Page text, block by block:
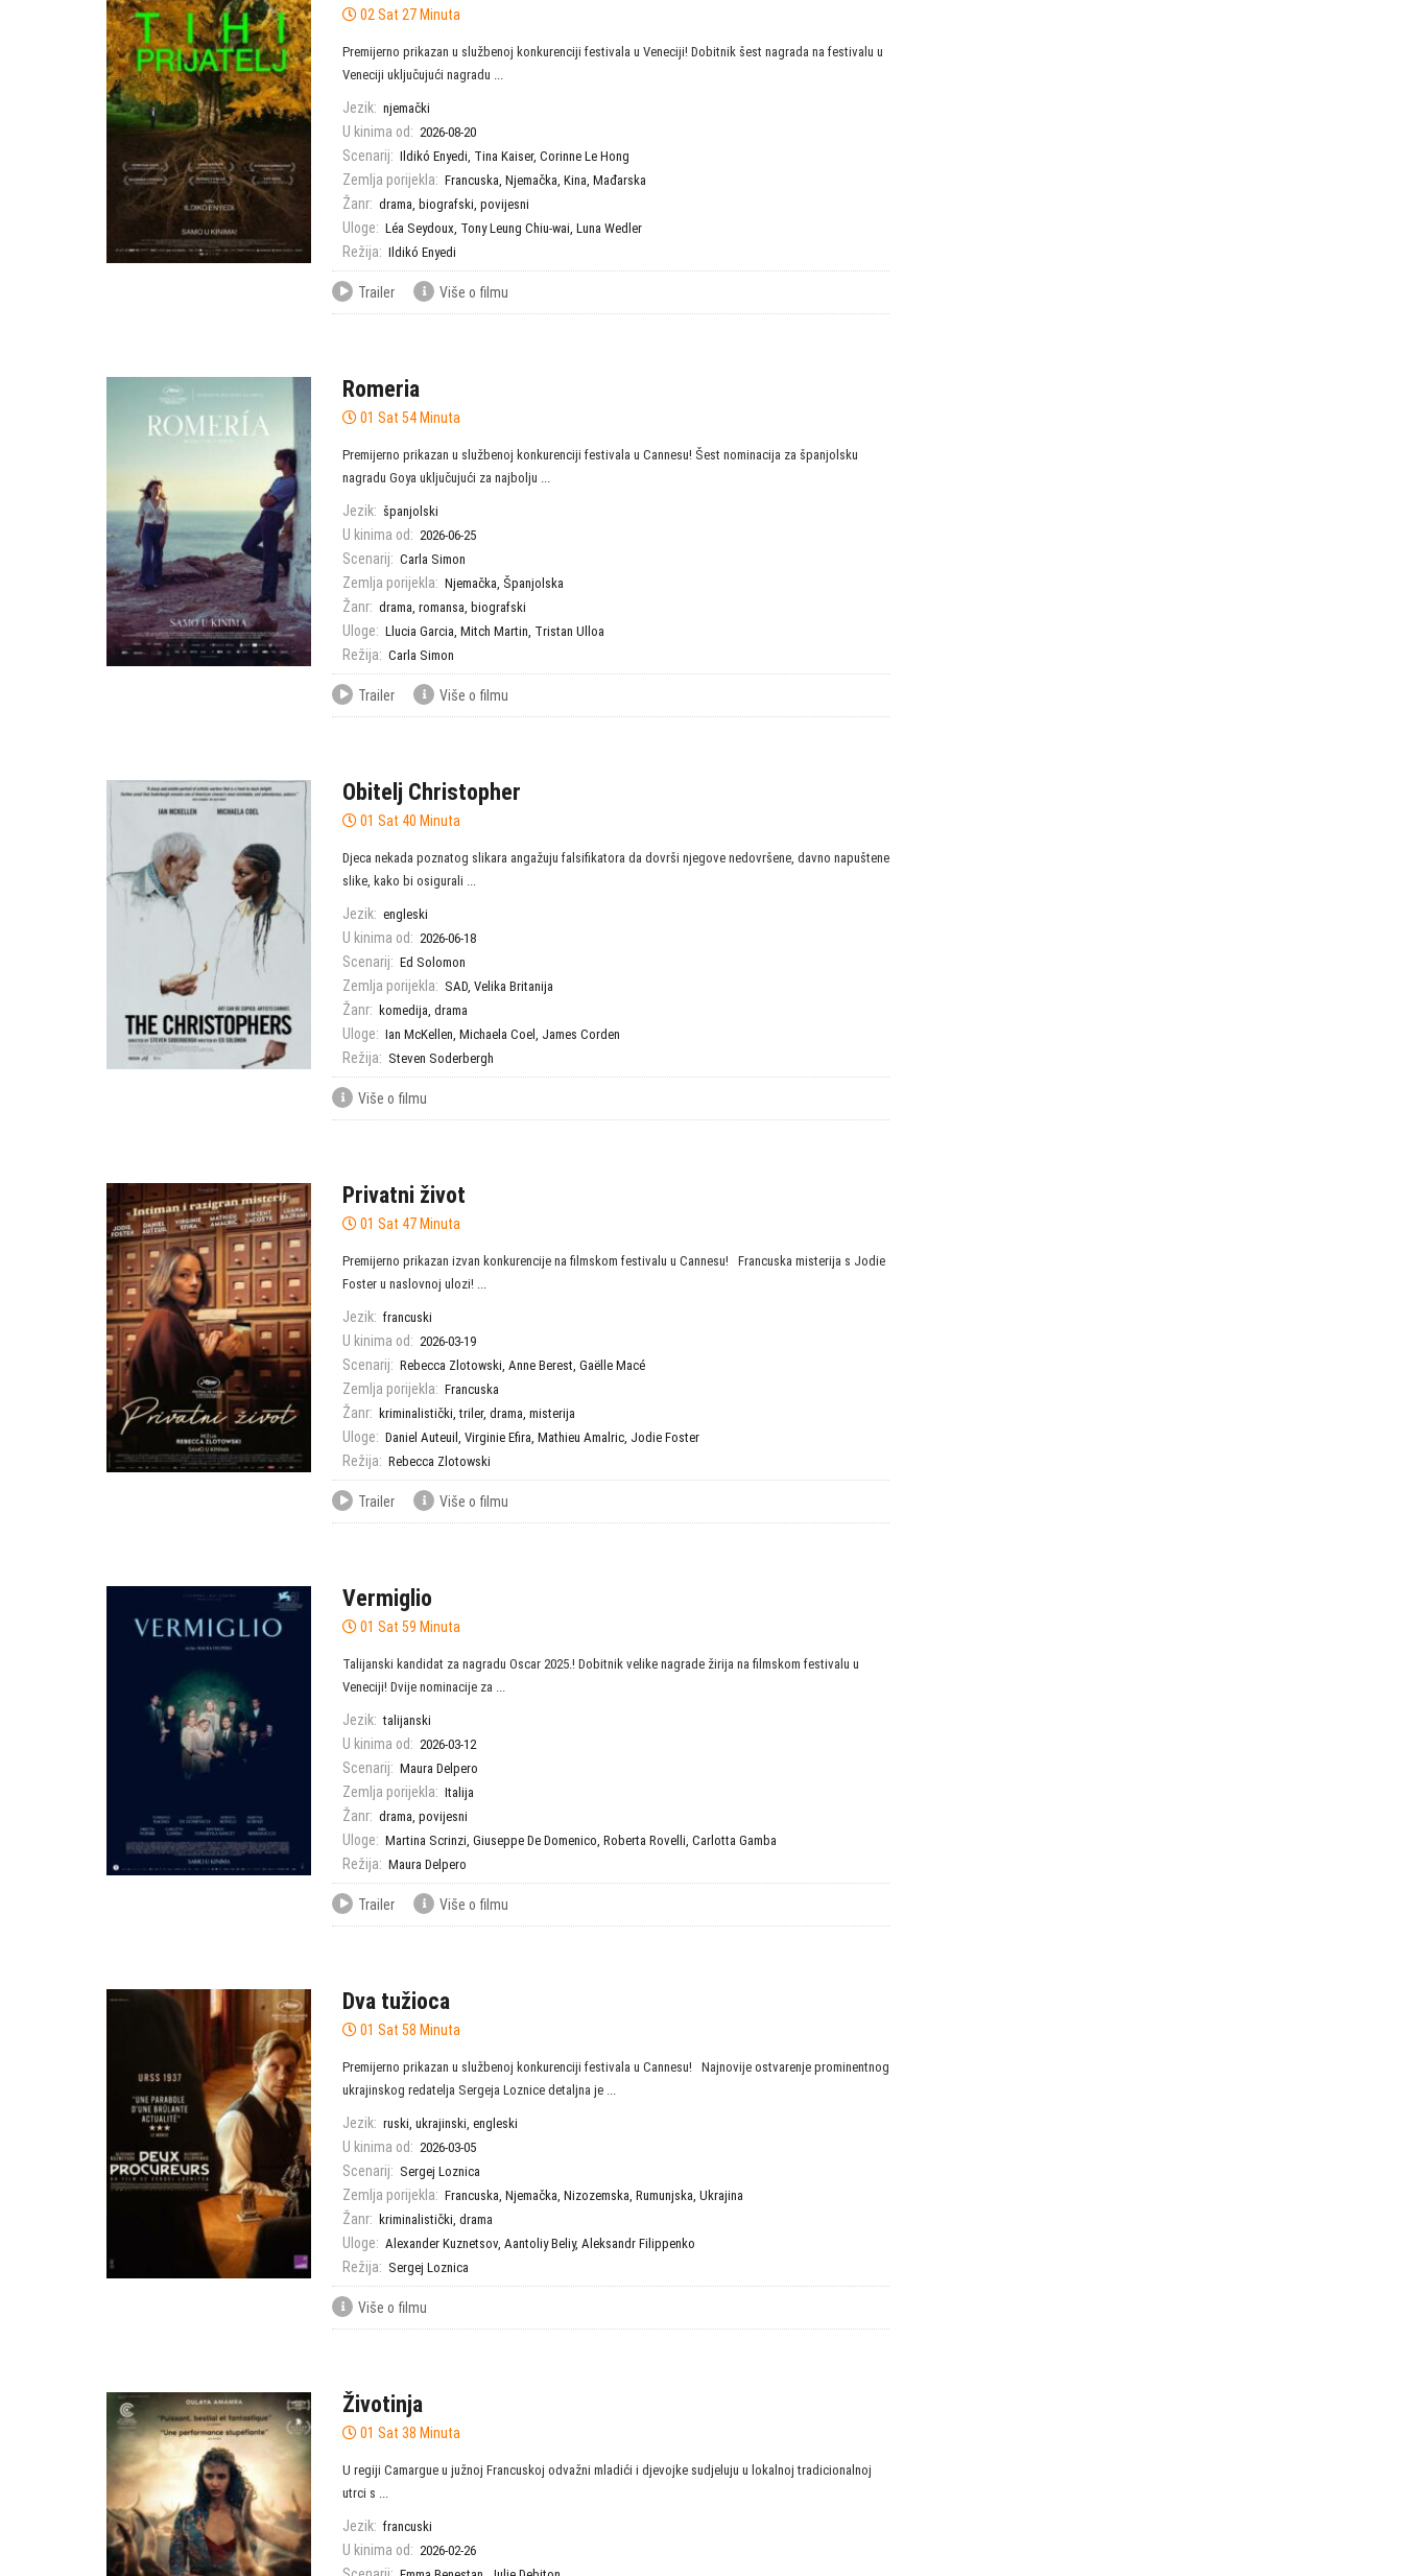
02 Sat 27 Minuta
Premijerno prikazan u službenoj konkurenciji festivala u Veneciji! Dobitnik šest nagrada na festivalu u
Veneciji uključujući nagradu ...
Jezik: njemački
U kinima od: 2026-08-20
Scenarij: Ildikó Enyedi, Tina Kaiser, Corinne Le Hong
Zemlja porijekla: Francuska, Njemačka, Kina, Mađarska
Žanr: drama, biografski, povijesni
Uloge: Léa Seydoux, Tony Leung Chiu-wai, Luna Wedler
Režija: Ildikó Enyedi
Trailer Više o filmu
Romeria
01 Sat 54 Minuta
Premijerno prikazan u službenoj konkurenciji festivala u Cannesu! Šest nominacija za španjolsku
nagradu Goya uključujući za najbolju ...
Jezik: španjolski
U kinima od: 2026-06-25
Scenarij: Carla Simon
Zemlja porijekla: Njemačka, Španjolska
Žanr: drama, romansa, biografski
Uloge: Llucia Garcia, Mitch Martin, Tristan Ulloa
Režija: Carla Simon
Trailer Više o filmu
Obitelj Christopher
01 Sat 40 Minuta
Djeca nekada poznatog slikara angažuju falsifikatora da dovrši njegove nedovršene, davno napuštene
slike, kako bi osigurali ...
Jezik: engleski
U kinima od: 2026-06-18
Scenarij: Ed Solomon
Zemlja porijekla: SAD, Velika Britanija
Žanr: komedija, drama
Uloge: Ian McKellen, Michaela Coel , James Corden
Režija: Steven Soderbergh
Više o filmu
Privatni život
01 Sat 47 Minuta
Premijerno prikazan izvan konkurencije na filmskom festivalu u Cannesu! Francuska misterija s Jodie
Foster u naslovnoj ulozi! ...
Jezik: francuski
U kinima od: 2026-03-19
Scenarij: Rebecca Zlotowski, Anne Berest, Gaëlle Macé
Zemlja porijekla: Francuska
Žanr: kriminalistički,triler, drama, misterija
Uloge: Daniel Auteuil , Virginie Efira, Mathieu Amalric, Jodie Foster
Režija: Rebecca Zlotowski
Trailer Više o filmu
Vermiglio
01 Sat 59 Minuta
Talijanski kandidat za nagradu Oscar 2025.! Dobitnik velike nagrade žirija na filmskom festivalu u
Veneciji! Dvije nominacije za ...
Jezik: talijanski
U kinima od: 2026-03-12
Scenarij: Maura Delpero
Zemlja porijekla: Italija
Žanr: drama, povijesni
Uloge: Martina Scrinzi, Giuseppe De Domenico, Roberta Rovelli, Carlotta Gamba
Režija: Maura Delpero
Trailer Više o filmu
Dva tužioca
01 Sat 58 Minuta
Premijerno prikazan u službenoj konkurenciji festivala u Cannesu! Najnovije ostvarenje prominentnog
ukrajinskog redatelja Sergeja Loznice detaljna je ...
Jezik: ruski, ukrajinski, engleski
U kinima od: 2026-03-05
Scenarij: Sergej Loznica
Zemlja porijekla: Francuska, Njemačka, Nizozemska, Rumunjska, Ukrajina
Žanr: kriminalistički, drama
Uloge: Alexander Kuznetsov, Aantoliy Beliy, Aleksandr Filippenko
Režija: Sergej Loznica
Više o filmu
Životinja
01 Sat 38 Minuta
U regiji Camargue u južnoj Francuskoj odvažni mladići i djevojke sudjeluju u lokalnoj tradicionalnoj
utrci s ...
Jezik: francuski
U kinima od: 2026-02-26